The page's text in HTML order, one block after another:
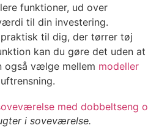
funktioner, ud over
til din investering.
til dig, der tørrer tøj
kan du gøre det uden at
også vælge mellem modeller
i soveværelse.